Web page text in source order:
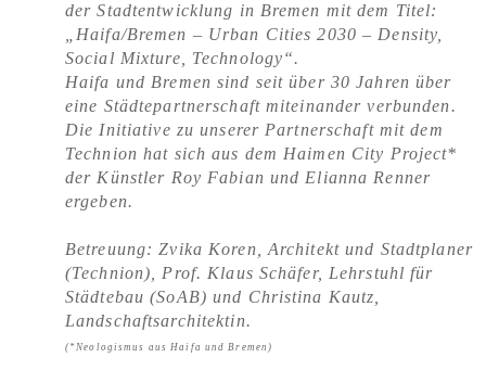
der Stadtentwicklung in Bremen mit dem Titel:
„Haifa/Bremen – Urban Cities 2030 – Density,
Social Mixture, Technology“.
Haifa und Bremen sind seit über 30 Jahren über
eine Städtepartnerschaft miteinander verbunden.
Die Initiative zu unserer Partnerschaft mit dem
Technion hat sich aus dem Haimen City Project*
der Künstler Roy Fabian und Elianna Renner
ergeben.
Betreuung: Zvika Koren, Architekt und Stadtplaner
(Technion), Prof. Klaus Schäfer, Lehrstuhl für
Städtebau (SoAB) und Christina Kautz,
Landschaftsarchitektin.
(*Neologismus aus Haifa und Bremen)